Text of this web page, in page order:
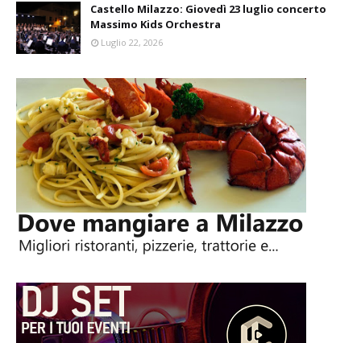
Castello Milazzo: Giovedì 23 luglio concerto
Massimo Kids Orchestra
Luglio 22, 2026